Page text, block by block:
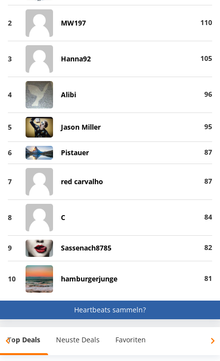
2 MW197 110
3 Hanna92 105
4 Alibi 96
5 Jason Miller 95
6 Pistauer 87
7 red carvalho 87
8 C 84
9 Sassenach8785 82
10 hamburgerjunge 81
Heartbeats sammeln?
Top Deals Neuste Deals Favoriten